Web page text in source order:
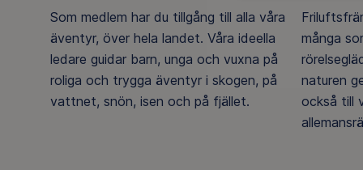
Som medlem har du tillgång till alla våra
äventyr, över hela landet. Våra ideella
ledare guidar barn, unga och vuxna på
roliga och trygga äventyr i skogen, på
vattnet, snön, isen och på fjället.
många
naturen
också till